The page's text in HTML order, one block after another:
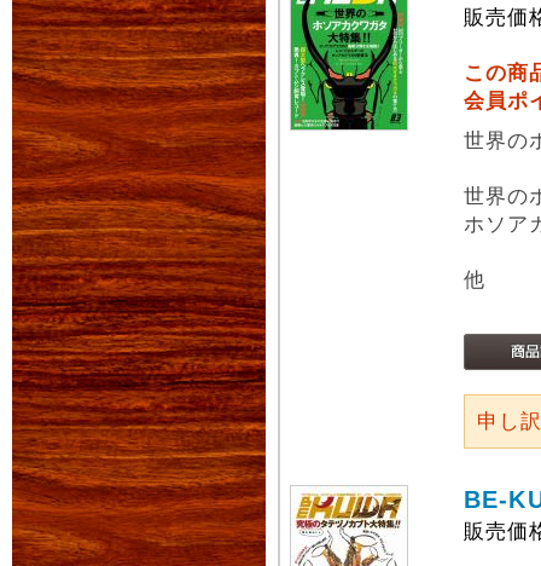
販売価
この商
会員ポ
世界の
世界の
ホソア
他
申し
BE-
販売価